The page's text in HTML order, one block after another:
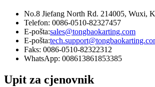
No.8 Jiefang North Rd. 214005, Wuxi,
Telefon: 0086-0510-82327457
E-pošta:sales@tongbaokarting.com
E-pošta:
Faks: 0086-0510-82322312
WhatsApp: 008613861853385
Upit za cjenovnik